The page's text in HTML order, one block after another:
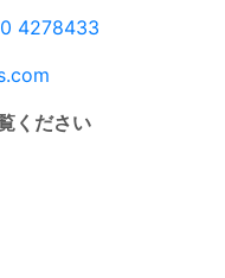
4278433
ください